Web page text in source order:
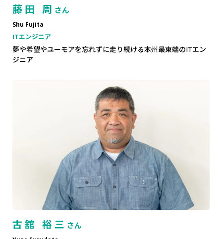
藤田 周 さん
Shu Fujita
ITエンジニア
夢や希望やユーモアを忘れずに走り続ける本州最東端のITエン
ジニア
古舘 裕三 さん